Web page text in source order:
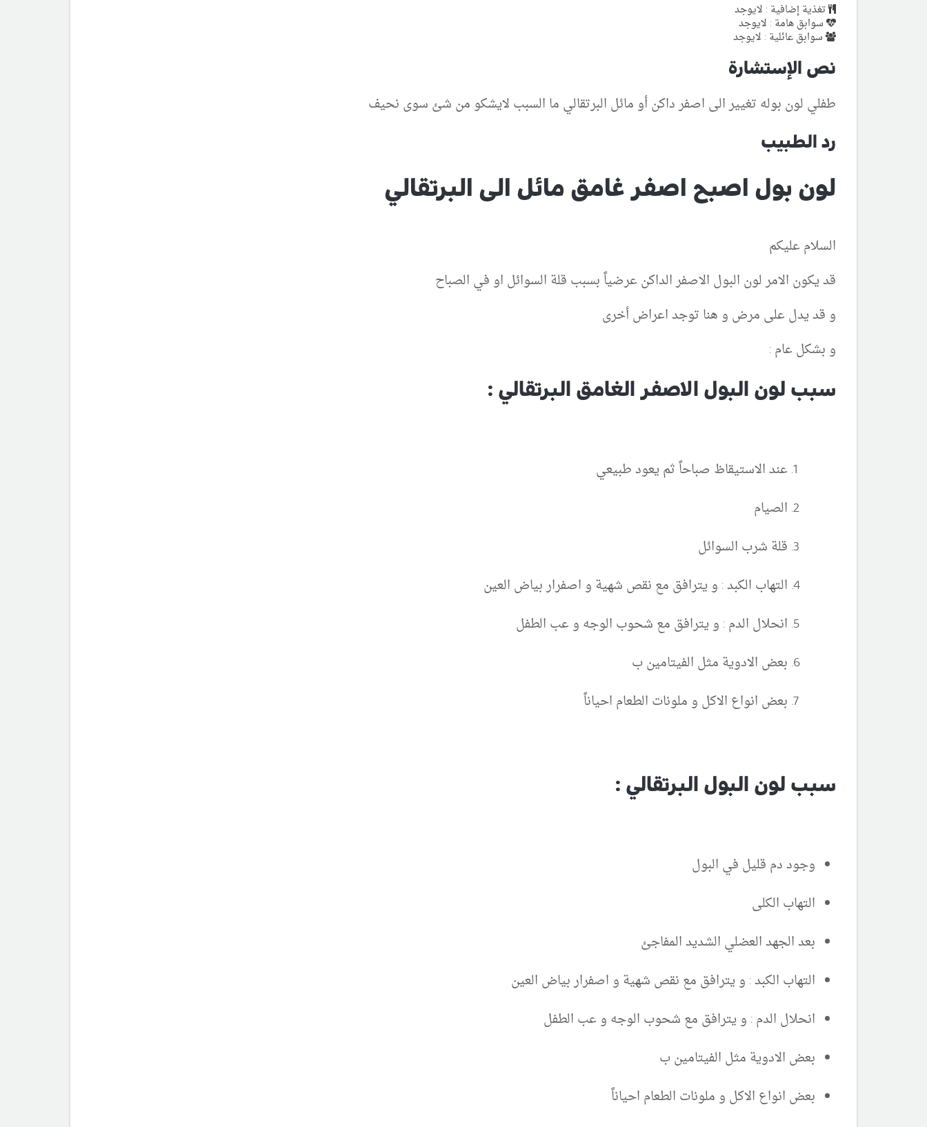
تغذية إضافية : لايوجد
سوابق هامة : لايوجد
سوابق عائلية : لايوجد
نص الإستشارة
طفلي لون بوله تغيير الى اصفر داكن أو مائل البرتقالي ما السبب لايشكو من شئ سوى نحيف
رد الطبيب
لون بول اصبح اصفر غامق مائل الى البرتقالي
السلام عليكم
قد يكون الامر لون البول الاصفر الداكن عرضياً بسبب قلة السوائل او في الصباح
و قد يدل على مرض و هنا توجد اعراض أخرى
و بشكل عام :
سبب لون البول الاصفر الغامق البرتقالي :
عند الاستيقاظ صباحاً ثم يعود طبيعي
الصيام
قلة شرب السوائل
التهاب الكبد : و يترافق مع نقص شهية و اصفرار بياض العين
انحلال الدم : و يترافق مع شحوب الوجه و عب الطفل
بعض الادوية مثل الفيتامين ب
بعض انواع الاكل و ملونات الطعام احياناً
سبب لون البول البرتقالي :
وجود دم قليل في البول
التهاب الكلى
بعد الجهد العضلي الشديد المفاجئ
التهاب الكبد : و يترافق مع نقص شهية و اصفرار بياض العين
انحلال الدم : و يترافق مع شحوب الوجه و عب الطفل
بعض الادوية مثل الفيتامين ب
بعض انواع الاكل و ملونات الطعام احياناً